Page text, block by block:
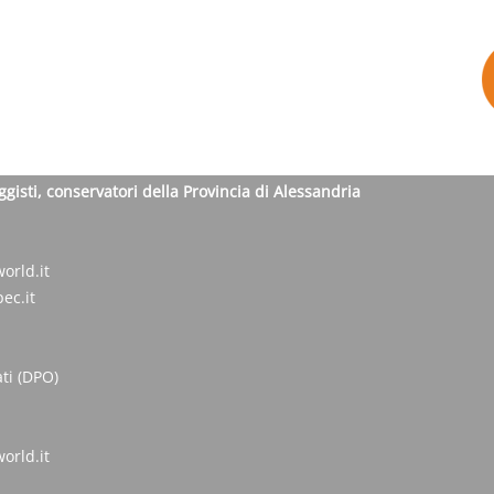
conservatori della Provincia di Alessandria
(DPO)